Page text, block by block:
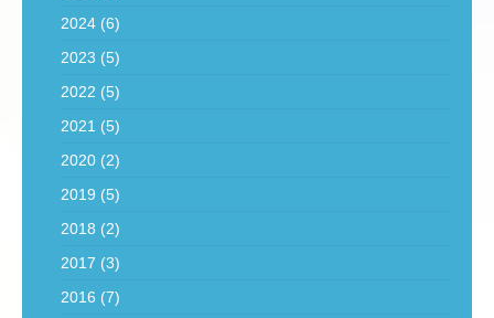
2024 (6)
2023 (5)
2022 (5)
2021 (5)
2020 (2)
2019 (5)
2018 (2)
2017 (3)
2016 (7)